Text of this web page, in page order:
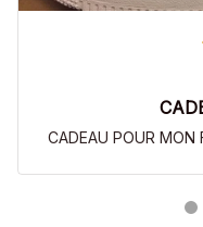
CADEAU POUR MON